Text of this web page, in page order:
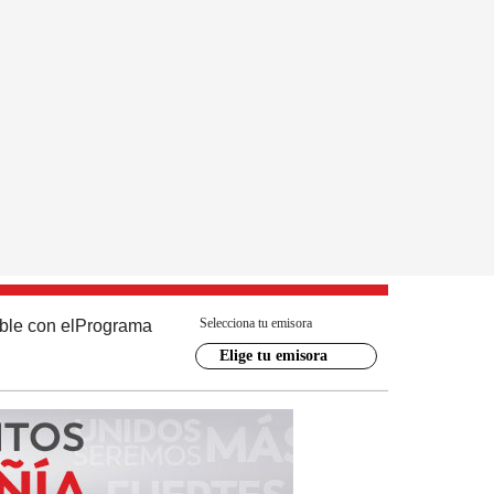
con el Programa Selecciona tu emisora
Elige tu emisora